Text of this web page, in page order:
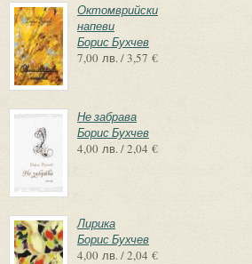
Октомврийски
напеви
Борис Бухчев
7,00 лв. / 3,57 €
Не забрава
Борис Бухчев
4,00 лв. / 2,04 €
Лирика
Борис Бухчев
4,00 лв. / 2,04 €